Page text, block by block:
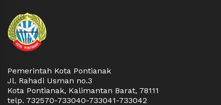
Pemerintah Kota Pontianak
Jl. Rahadi Usman no.3
Kota Pontianak, Kalimantan Barat, 78111
telp. 732570-733040-733041-733042